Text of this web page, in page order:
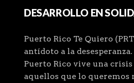
DESARROLLO EN
Puerto Rico Te Quiero
antídoto a la
Puerto Rico vive una
aquellos que lo queremos